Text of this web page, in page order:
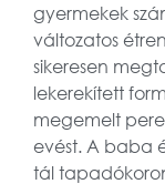
gyermekek
változatos
sikeresen
lekerekített
megemelt
evést. A baba
tál